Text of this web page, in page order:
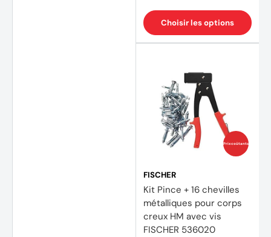
Choisir les options
Prix coûtants
FISCHER
Kit Pince + 16 chevilles
métalliques pour corps
creux HM avec vis
FISCHER 536020